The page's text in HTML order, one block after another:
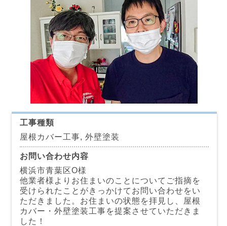
工事種類
屋根カバー工事, 外壁塗装
お問い合わせ内容
横浜市青葉区O様
他業者様よりお住まいのことについてご指摘を
受けられたことがきっかけてお問い合わせをい
ただきました。お住まいの状態を拝見し、屋根
カバー・外壁塗装工事を提案させていただきま
した！